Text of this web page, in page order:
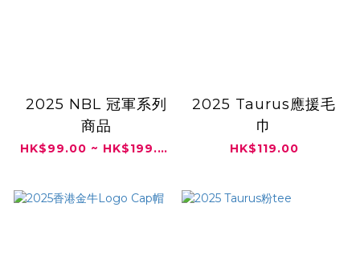
2025 NBL 冠軍系列
商品
HK$99.00 ~ HK$199.00
2025 Taurus應援毛
巾
HK$119.00